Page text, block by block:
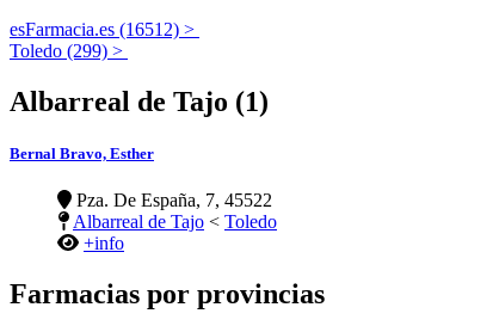
esFarmacia.es (16512) >
Toledo (299) >
Albarreal de Tajo (1)
Bernal Bravo, Esther
Pza. De España, 7, 45522
Albarreal de Tajo < Toledo
+info
Farmacias por provincias